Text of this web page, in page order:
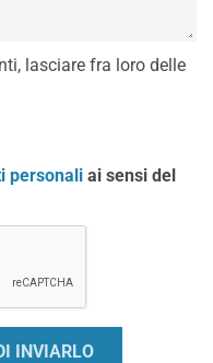
lasciare fra loro delle
personali ai sensi del